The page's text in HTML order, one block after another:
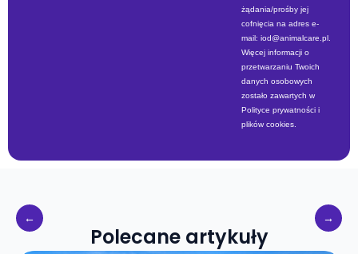
żądania/prośby jej
cofnięcia na adres e-
mail: iod@animalcare.pl
Więcej informacji o
przetwarzaniu Twoich
danych osobowych
zostało zawartych w
Polityce prywatności i
plików cookies.
Polecane artykuły